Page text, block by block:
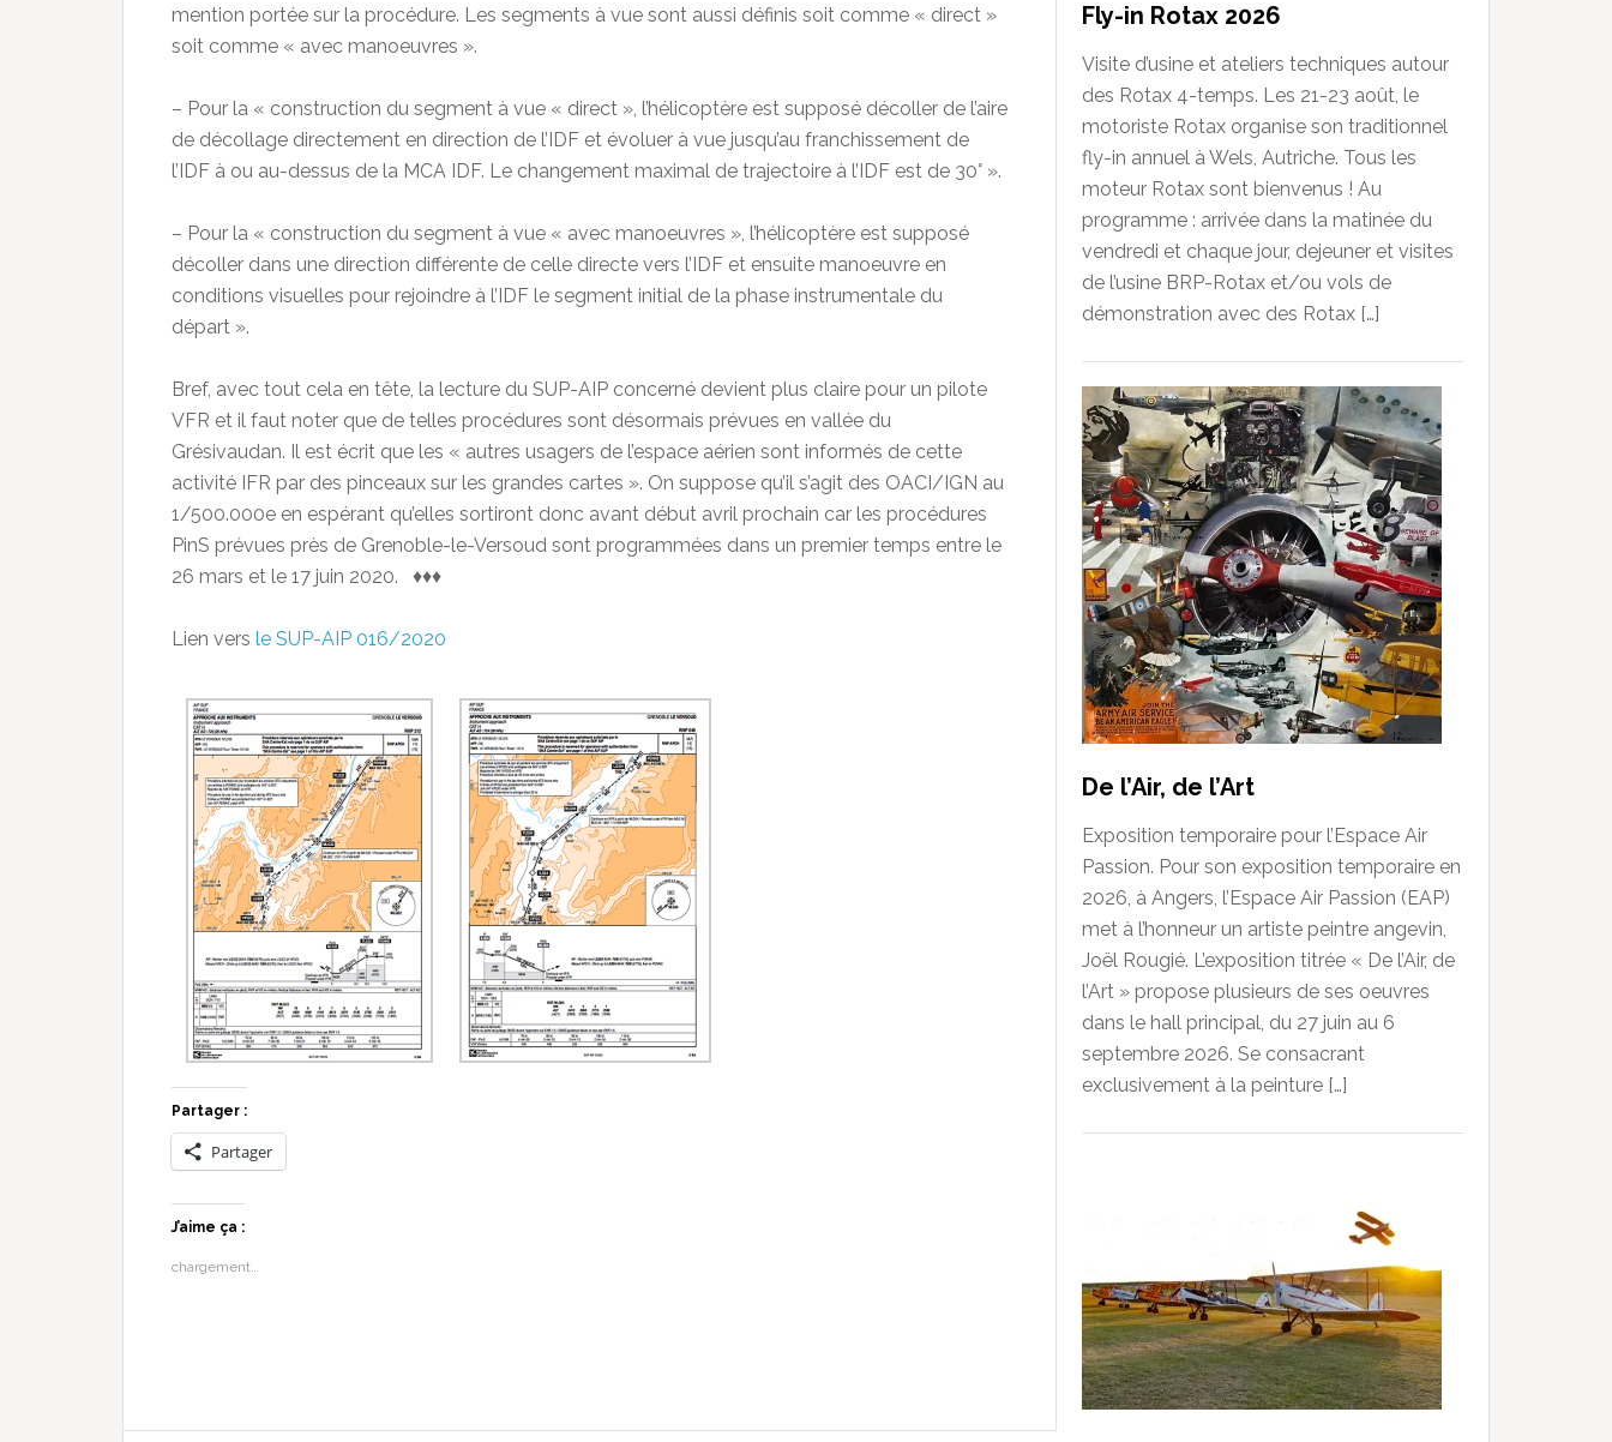
mention portée sur la procédure. Les segments à vue sont aussi définis soit comme « direct »
soit comme « avec manoeuvres ».
– Pour la « construction du segment à vue « direct », l’hélicoptère est supposé décoller de l’aire
de décollage directement en direction de l’IDF et évoluer à vue jusqu’au franchissement de
l’IDF à ou au-dessus de la MCA IDF. Le changement maximal de trajectoire à l’IDF est de 30° ».
– Pour la « construction du segment à vue « avec manoeuvres », l’hélicoptère est supposé
décoller dans une direction différente de celle directe vers l’IDF et ensuite manoeuvre en
conditions visuelles pour rejoindre à l’IDF le segment initial de la phase instrumentale du
départ ».
Bref, avec tout cela en tête, la lecture du SUP-AIP concerné devient plus claire pour un pilote
VFR et il faut noter que de telles procédures sont désormais prévues en vallée du
Grésivaudan. Il est écrit que les « autres usagers de l’espace aérien sont informés de cette
activité IFR par des pinceaux sur les grandes cartes ». On suppose qu’il s’agit des OACI/IGN au
1/500.000e en espérant qu’elles sortiront donc avant début avril prochain car les procédures
PinS prévues près de Grenoble-le-Versoud sont programmées dans un premier temps entre le
26 mars et le 17 juin 2020. ♦♦♦
Lien vers le SUP-AIP 016/2020
Partager :
Partager
J’aime ça :
chargement…
Fly-in Rotax 2026
Visite d’usine et ateliers techniques autour
des Rotax 4-temps. Les 21-23 août, le
motoriste Rotax organise son traditionnel
fly-in annuel à Wels, Autriche. Tous les
moteur Rotax sont bienvenus ! Au
programme : arrivée dans la matinée du
vendredi et chaque jour, dejeuner et visites
de l’usine BRP-Rotax et/ou vols de
démonstration avec des Rotax […]
De l’Air, de l’Art
Exposition temporaire pour l’Espace Air
Passion. Pour son exposition temporaire en
2026, à Angers, l’Espace Air Passion (EAP)
met à l’honneur un artiste peintre angevin,
Joël Rougié. L’exposition titrée « De l’Air, de
l’Art » propose plusieurs de ses oeuvres
dans le hall principal, du 27 juin au 6
septembre 2026. Se consacrant
exclusivement à la peinture […]